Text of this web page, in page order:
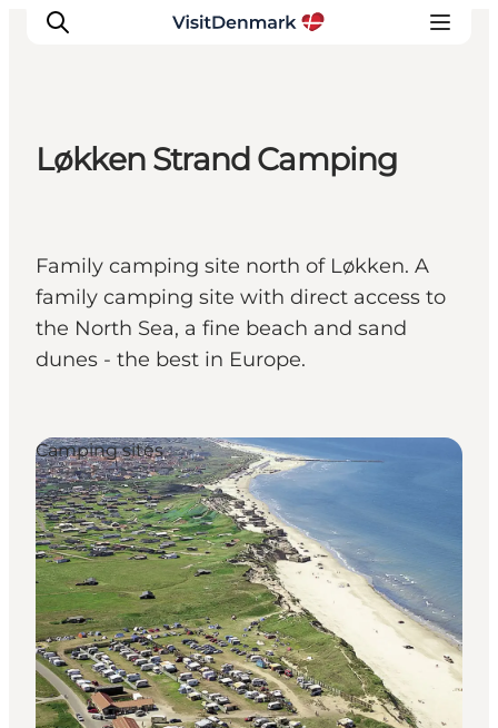
Quoi faire
Hébergements
Planifiez votre voyage
Løkken Strand Camping
Family camping site north of Løkken. A
family camping site with direct access to
the North Sea, a fine beach and sand
dunes - the best in Europe.
Camping sites